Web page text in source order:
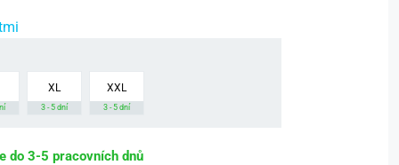
XL
3 - 5 dní
XXL
3 - 5 dní
do 3-5 pracovních dnů